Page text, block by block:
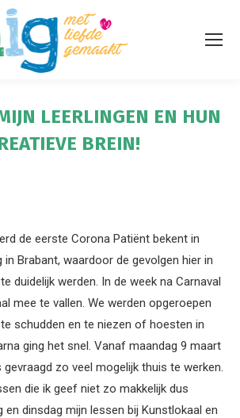
LEERLINGEN EN HUN
BREIN!
de eerste Corona Patiënt bekent in
in Brabant, waardoor de gevolgen hier in
duidelijk werden. In de week na Carnaval
mee te vallen. We werden opgeroepen
schudden en te niezen of hoesten in
ging het snel. Vanaf maandag 9 maart
gevraagd zo veel mogelijk thuis te werken.
die ik geef niet zo makkelijk dus
en dinsdag mijn lessen bij Kunstlokaal en